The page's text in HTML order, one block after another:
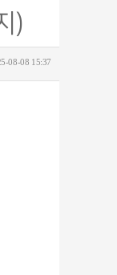
)
08-08 15:37